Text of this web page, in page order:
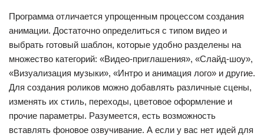
Программа отличается упрощенным процессом создания
анимации. Достаточно определиться с типом видео и
выбрать готовый шаблон, которые удобно разделены на
множество категорий: «Видео-приглашения», «Слайд-шоу»,
«Визуализация музыки», «Интро и анимация лого» и другие.
Для создания роликов можно добавлять различные сцены,
изменять их стиль, переходы, цветовое оформление и
прочие параметры. Разумеется, есть возможность
вставлять фоновое озвучивание. А если у вас нет идей для